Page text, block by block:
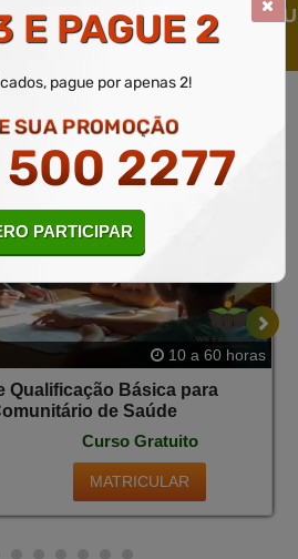
CURSO LIVRE, SOLICITOU
TAMBÉM
10 a 60 horas
Qualificação Básica para
de Saúde
Curso Gratuito
MATRICULAR
E PAGUE 2
pague por apenas 2!
SUA PROMOÇÃO
2277
PARTICIPAR